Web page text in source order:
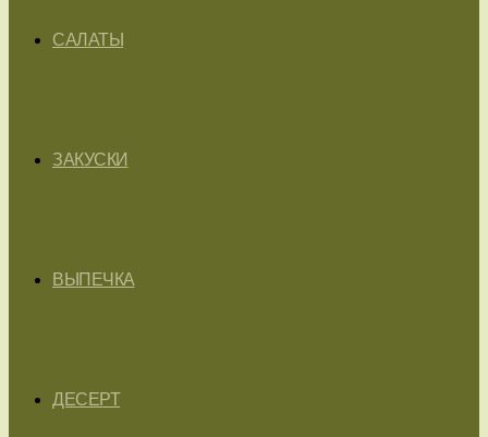
САЛАТЫ
ЗАКУСКИ
ВЫПЕЧКА
ДЕСЕРТ